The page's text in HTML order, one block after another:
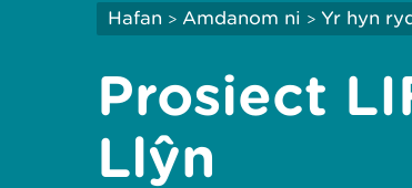
Hafan > Amdanom ni > Yr hyn
Prosiect
Llŷn